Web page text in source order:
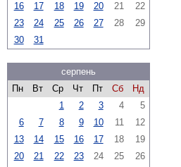
16
17 18 19 20 21
22
23
24 25 26 27 28
29
30
31
серпень
Пн
Вт Ср Чт Пт Сб
Нд
1
2 3 4
5
6
7 8 9 10 11
12
13
14 15 16 17 18
19
20
21 22 23 24 25
26